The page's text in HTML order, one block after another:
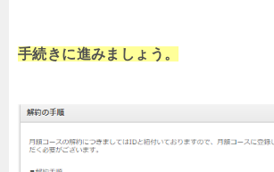
手続きに進みましょう。